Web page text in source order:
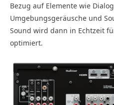
Bezug auf Elemente wie
Umgebungsgeräusche und
Sound wird dann in Echtzeit
optimiert.